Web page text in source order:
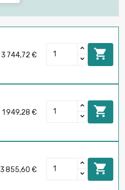
3 744,72 € 
1 949,28 € 
3 855,60 € 